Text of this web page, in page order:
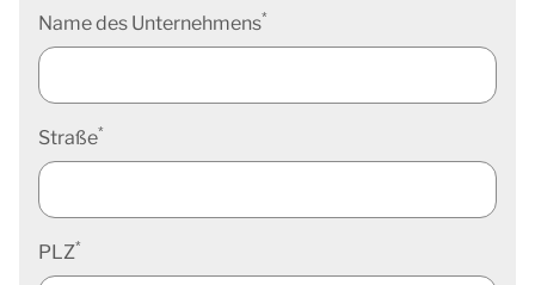
Name des Unternehmens*
Straße*
PLZ*